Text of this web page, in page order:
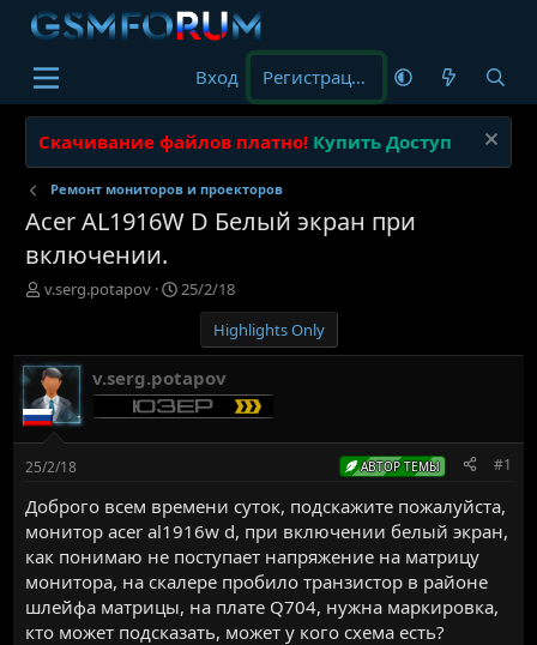
Вход Регистрация
Скачивание файлов платно! Купить Доступ
Ремонт мониторов и проекторов
Acer AL1916W D Белый экран при
включении.
А
о
р
т
е
м
ы
v.serg.potapov
Д
а
н
а
ч
а
25/2/18
Highlights Only
v.serg.potapov
25/2/18 АВТОР ТЕМЫ #1
Доброго всем времени суток, подскажите пожалуйста,
монитор acer al1916w d, при включении белый экран,
как понимаю не поступает напряжение на матрицу
монитора, на скалере пробило транзистор в районе
шлейфа матрицы, на плате Q704, нужна маркировка,
кто может подсказать, может у кого схема есть?